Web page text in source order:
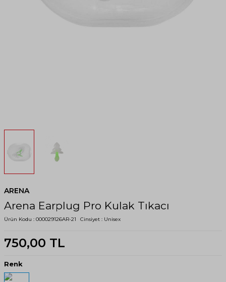
ARENA
Arena Earplug Pro Kulak Tıkacı
Ürün Kodu : 000029126AR-21 Cinsiyet : Unisex
750,00 TL
Renk